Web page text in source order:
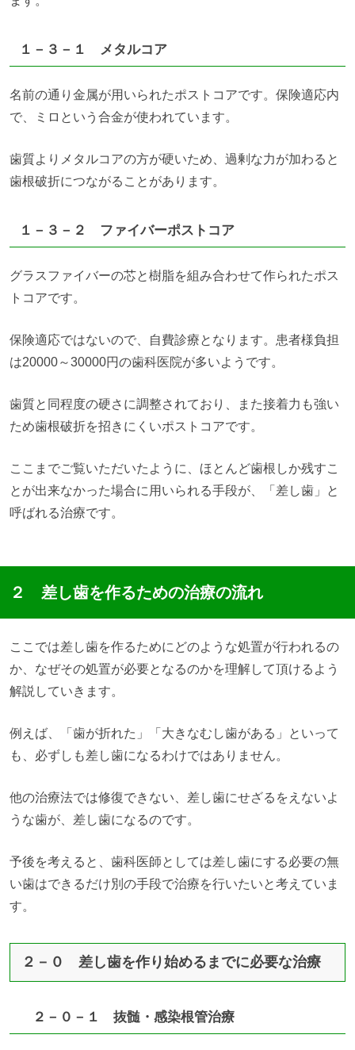
１－３－１ メタルコア
名前の通り金属が用いられたポストコアです。保険適応内
で、ミロという合金が使われています。
歯質よりメタルコアの方が硬いため、過剰な力が加わると
歯根破折につながることがあります。
１－３－２ ファイバーポストコア
グラスファイバーの芯と樹脂を組み合わせて作られたポス
トコアです。
保険適応ではないので、自費診療となります。患者様負担
は20000～30000円の歯科医院が多いようです。
歯質と同程度の硬さに調整されており、また接着力も強い
ため歯根破折を招きにくいポストコアです。
ここまでご覧いただいたように、ほとんど歯根しか残すこ
とが出来なかった場合に用いられる手段が、「差し歯」と
呼ばれる治療です。
２ 差し歯を作るための治療の流れ
ここでは差し歯を作るためにどのような処置が行われるの
か、なぜその処置が必要となるのかを理解して頂けるよう
解説していきます。
例えば、「歯が折れた」「大きなむし歯がある」といって
も、必ずしも差し歯になるわけではありません。
他の治療法では修復できない、差し歯にせざるをえないよ
うな歯が、差し歯になるのです。
予後を考えると、歯科医師としては差し歯にする必要の無
い歯はできるだけ別の手段で治療を行いたいと考えていま
す。
２－０ 差し歯を作り始めるまでに必要な治療
２－０－１ 抜髄・感染根管治療